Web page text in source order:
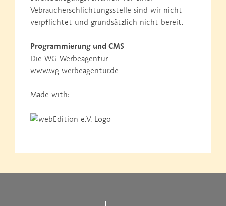
Vebraucherschlichtungsstelle sind wir nicht
verpflichtet und grundsätzlich nicht bereit.
Programmierung und CMS
Die WG-Werbeagentur
www.wg-werbeagentur.de
Made with: